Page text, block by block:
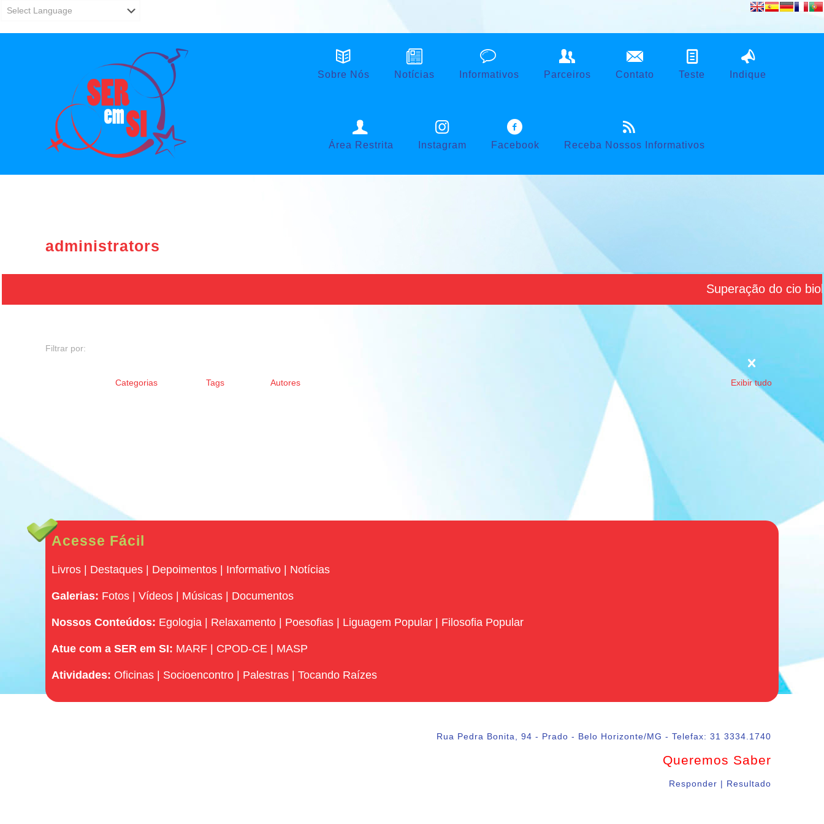
Sobre Nós Notícias Informativos Parceiros Contato Teste Indique
Área Restrita Instagram Facebook Receba Nossos Informativos
administrators
Superação do cio
Filtrar por:
Categorias Tags Autores Exibir tudo
Acesse Fácil
Livros Destaques Depoimentos Informativo Notícias
Galerias: Fotos |Vídeos Músicas Documentos
Nossos Conteúdos: Egologia Relaxamento Poesofias Liguagem Popular Filosofia Popular
Atue com a SER em SI: MARF CPOD-CE MASP
Atividades: Oficinas Socioencontro Palestras |Tocando Raízes
Rua Pedra Bonita, 94 - Prado - Belo Horizonte/MG - Telefax: 31 3334.1740
Queremos Saber
Responder | Resultado